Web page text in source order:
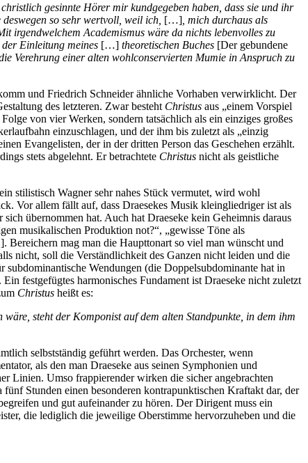
gesinnte Hörer mir kundgegeben haben, dass sie und ihr
so sehr wertvoll, weil ich, […] , mich durchaus als
irgendwelchem Academismus wäre da nichts lebenvolles zu
Einleitung meines […] theoretischen Buches [Der gebundene
Verehrung einer alten wohlconservierten Mumie in Anspruch zu
und Friedrich Schneider ähnliche Vorhaben verwirklicht. Der
des letzteren. Zwar besteht Christus aus „einem Vorspiel
von vier Werken, sondern tatsächlich als ein einziges großes
einzuschlagen, und der ihm bis zuletzt als „einzig
Evangelisten, der in der dritten Person das Geschehen erzählt.
stets abgelehnt. Er betrachtete Christus nicht als geistliche
stilistisch Wagner sehr nahes Stück vermutet, wird wohl
Vor allem fällt auf, dass Draesekes Musik kleingliedriger ist als
übernommen hat. Auch hat Draeseke kein Geheimnis daraus
musikalischen Produktion not?“, „gewisse Töne als
mag man die Haupttonart so viel man wünscht und
nicht, soll die Verständlichkeit des Ganzen nicht leiden und die
Wendungen (die Doppelsubdominante hat in
festgefügtes harmonisches Fundament ist Draeseke nicht zuletzt
Christus heißt es:
steht der Komponist auf dem alten Standpunkte, in dem ihm
selbstständig geführt werden. Das Orchester, wenn
als den man Draeseke aus seinen Symphonien und
Linien. Umso frappierender wirken die sicher angebrachten
Stunden einen besonderen kontrapunktischen Kraftakt dar, der
und gut aufeinander zu hören. Der Dirigent muss ein
die lediglich die jeweilige Oberstimme hervorzuheben und die